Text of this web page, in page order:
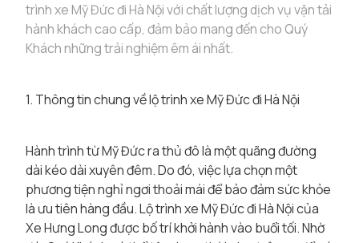
trình xe Mỹ Đức đi Hà Nội với chất lượng dịch vụ vận tải
hành khách cao cấp, đảm bảo mang đến cho Quý
Khách những trải nghiệm êm ái nhất.
1. Thông tin chung về lộ trình xe Mỹ Đức đi Hà Nội
Hành trình từ Mỹ Đức ra thủ đô là một quãng đường
dài kéo dài xuyên đêm. Do đó, việc lựa chọn một
phương tiện nghỉ ngơi thoải mái để bảo đảm sức khỏe
là ưu tiên hàng đầu. Lộ trình xe Mỹ Đức đi Hà Nội của
Xe Hưng Long được bố trí khởi hành vào buổi tối. Nhờ